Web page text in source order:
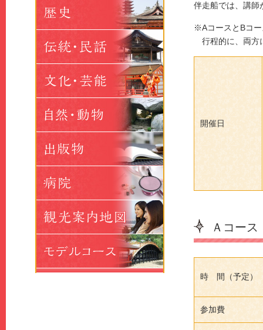
伴走船では、講師
※AコースとBコ
行程的に、両方
開催日
Ａコー
時 間（予定）
参加費